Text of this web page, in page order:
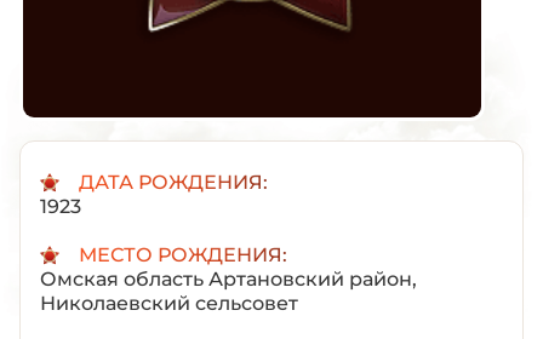
ДАТА РОЖДЕНИЯ:
1923
МЕСТО РОЖДЕНИЯ:
Омская область Артановский район,
Николаевский сельсовет